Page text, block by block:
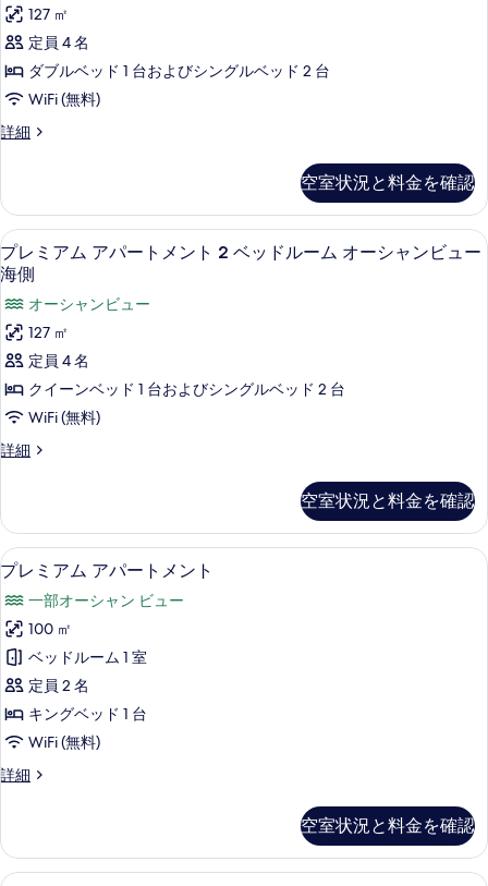
2
ベ
ッ
ド
ル
禁
煙
キ
ッ
チ
ン
の
す
べ
写
真
を
表
示
す
る
ト
メ
ン
ト
2
ベ
ッ
ム
禁
煙
キ
ッ
チ
ン
の
詳
細
ア
ム
ア
ー
メ
ン
ト
2
ベ
ッ
ド
ル
ー
ム
キ
ッ
チ
ン
の
す
べ
て
の
を
表
127 ㎡
定員 4 名
ダブルベッド 1 台およびシングルベッド 2 台
WiFi (無料)
詳細
プ
ム
ア
パ
ー
ト
メ
ン
ト
2
ベ
ド
ル
ー
煙
ッ
チ
ン
の
詳
細
空室状況と料金を確認
プ
レ
ミ
ア
ム
ア
パ
ー
ン
ト
2
ベ
ッ
ド
ル
ー
ム
オ
ャ
プレミアム アパートメント 2 ベッド
9
プレミアム アパートメント 2 ベッドルーム オーシャンビュー
海側
オーシャンビュー
127 ㎡
定員 4 名
クイーンベッド 1 台およびシングルベッド 2 台
WiFi (無料)
詳細
プ
ム
ア
パ
ト
メ
ン
ト
2
ベ
ッ
ド
ル
ー
ー
シ
ャ
空室状況と料金を確認
プ
ミ
ア
ム
ア
パ
ト
ン
ト
プレミアム アパートメント | リビン
1
プレミアム アパートメント
一部オーシャン ビュー
100 ㎡
ベッドルーム 1 室
定員 2 名
キングベッド 1 台
WiFi (無料)
詳細
プ
ム
ア
空室状況と料金を確認
高級寝具、防音設備、アイロン / ア